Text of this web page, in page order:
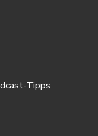
Tipps